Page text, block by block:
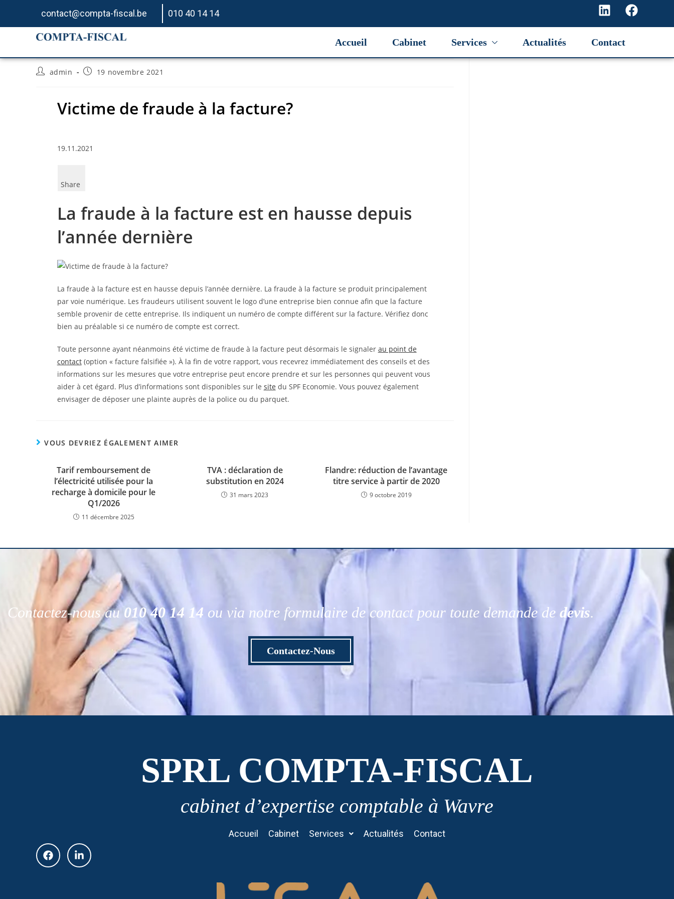
contact@compta-fiscal.be 010 40 14 14
Accueil Cabinet Services Actualités Contact
Victime de fraude à la facture?
admin 19 novembre 2021
Victime de fraude à la facture?
19.11.2021
Share
La fraude à la facture est en hausse depuis
l’année dernière
La fraude à la facture est en hausse depuis l’année dernière. La fraude à la facture se produit principalement
par voie numérique. Les fraudeurs utilisent souvent le logo d’une entreprise bien connue afin que la facture
semble provenir de cette entreprise. Ils indiquent un numéro de compte différent sur la facture. Vérifiez donc
bien au préalable si ce numéro de compte est correct.
Toute personne ayant néanmoins été victime de fraude à la facture peut désormais le signaler au point de
contact(option « facture falsifiée »). À la fin de votre rapport, vous recevrez immédiatement des conseils et des
informations sur les mesures que votre entreprise peut encore prendre et sur les personnes qui peuvent vous
aider à cet égard. Plus d’informations sont disponibles sur le site du SPF Economie. Vous pouvez également
envisager de déposer une plainte auprès de la police ou du parquet.
VOUS DEVRIEZ ÉGALEMENT AIMER
Tarif remboursement de
l’électricité utilisée pour la
recharge à domicile pour le
Q1/2026
11 décembre 2025
TVA : déclaration de
substitution en 2024
31 mars 2023
Flandre: réduction de l’avantage
titre service à partir de 2020
9 octobre 2019
Contactez-nous au010 40 14 14 ou via notre formulaire de contact pour toute demande de devis.
Contactez-Nous
SPRL COMPTA-FISCAL
cabinet d’expertise comptable à Wavre
Accueil Cabinet Services Actualités Contact